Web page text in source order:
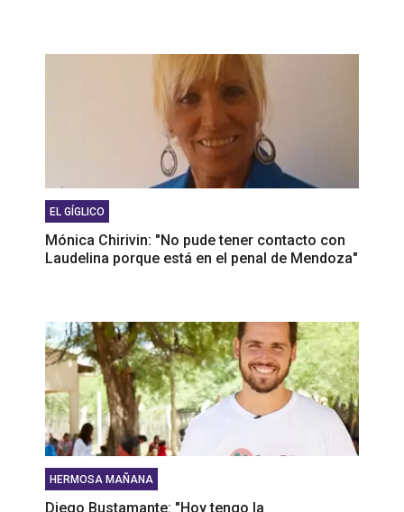
EL GÍGLICO
Mónica Chirivin: "No pude tener contacto con
Laudelina porque está en el penal de Mendoza"
HERMOSA MAÑANA
Diego Bustamante: "Hoy tengo la